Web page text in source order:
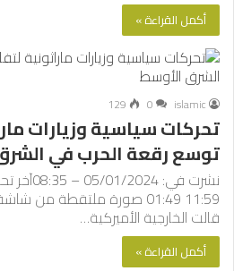
أكمل القراءة »
islamic
0
129
تحركات سياسية وزيارات
توسع رقعة الحرب في
قالت الخارجية الأميركية…
أكمل القراءة »